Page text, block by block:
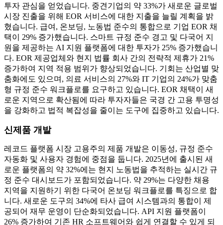
투자 관심을 얻었습니다. 중견기업의 약 33%가 새로운 글로벌
시장 진출을 위해 EOR 서비스에 대한 지출을 늘릴 계획을 밝
혔습니다. 급여, 온보딩, 노동법 준수의 통합으로 기업 EOR 채
택이 29% 증가했습니다. 스마트 규정 준수 경고 및 다국어 지
원을 제공하는 AI 지원 플랫폼에 대한 투자가 25% 증가했습니
다. EOR 제공업체와 현지 법률 회사 간의 전략적 제휴가 21%
증가하여 지역 적용 범위가 향상되었습니다. 기회는 산업별 맞
춤화에도 있으며, 의료 서비스의 27%와 IT 기업의 24%가 맞춤
형 규정 준수 워크플로를 요구하고 있습니다. EOR 채택이 새
로운 지역으로 확산됨에 따라 투자자들은 국경 간 고용 투명성
을 강화하고 법적 복잡성을 줄이는 도구에 집중하고 있습니다.
신제품 개발
레코드 플랫폼 시장 고용주의 제품 개발은 이동성, 규정 준수
자동화 및 사용자 경험에 중점을 둡니다. 2025년에 출시된 새
로운 플랫폼의 약 32%에는 현지 노동법을 추적하는 실시간 규
정 준수 대시보드가 ​​포함되었습니다. 약 29%는 다양한 채용
지역을 지원하기 위한 다국어 온보딩 워크플로를 특징으로 합
니다. 새로운 도구의 34%에 타사 급여 시스템과의 통합이 제
공되어 재무 운영이 단순화되었습니다. API 지원 플랫폼이
26% 증가하여 기존 HR 소프트웨어와 쉽게 연결할 수 있게 되